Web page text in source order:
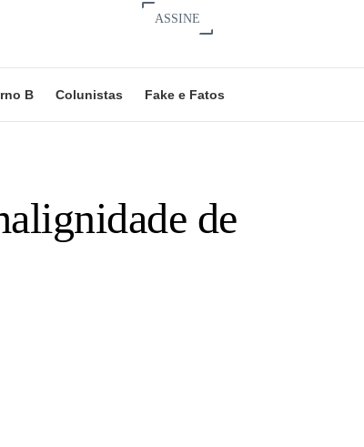
ASSINE
B Colunistas Fake e Fatos
de